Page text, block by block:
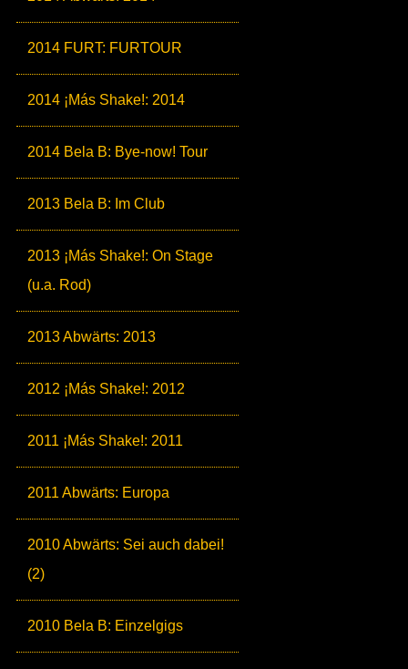
2014 FURT: FURTOUR
2014 ¡Más Shake!: 2014
2014 Bela B: Bye-now! Tour
2013 Bela B: Im Club
2013 ¡Más Shake!: On Stage
(u.a. Rod)
2013 Abwärts: 2013
2012 ¡Más Shake!: 2012
2011 ¡Más Shake!: 2011
2011 Abwärts: Europa
2010 Abwärts: Sei auch dabei!
(2)
2010 Bela B: Einzelgigs